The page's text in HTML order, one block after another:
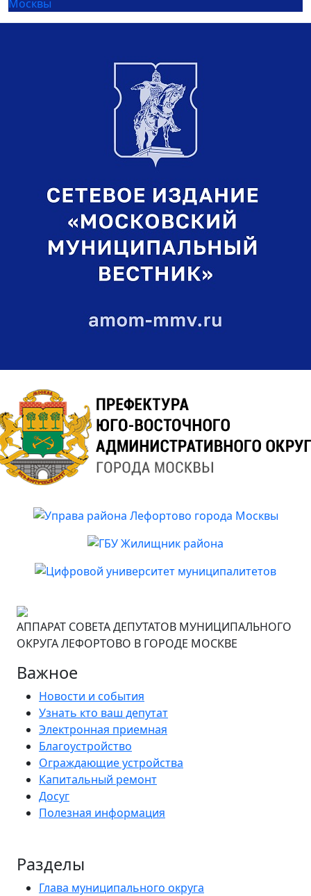
АППАРАТ СОВЕТА ДЕПУТАТОВ МУНИЦИПАЛЬНОГО
ОКРУГА ЛЕФОРТОВО В ГОРОДЕ МОСКВЕ
Важное
Новости и события
Узнать кто ваш депутат
Электронная приемная
Благоустройство
Ограждающие устройства
Капитальный ремонт
Досуг
Полезная информация
Разделы
Глава муниципального округа